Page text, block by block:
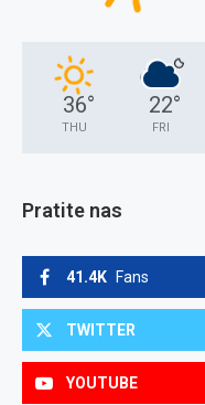
36°
THU
22°
FRI
Pratite nas
41.4K Fans
TWITTER
YOUTUBE